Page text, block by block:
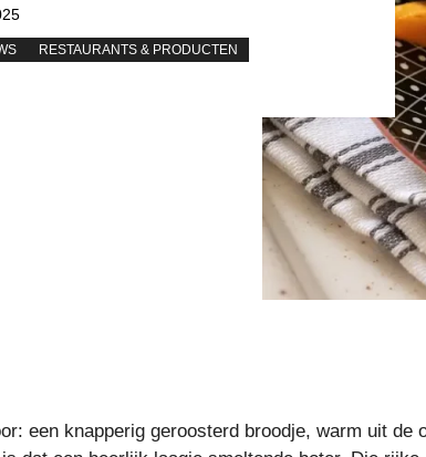
RESTAURANTS & PRODUCTEN
een knapperig geroosterd broodje, warm uit de